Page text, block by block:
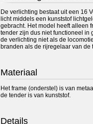
De verlichting bestaat uit een 16
licht middels een kunststof
gebracht. Het model heeft alleen
tender zijn dus niet functioneel in
de verlichting niet als de
branden als de rijregelaar van
Materiaal
Het frame (onderstel) is van
de tender is van kunststof.
Details